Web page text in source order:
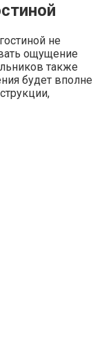
не
ощущение
также
будет вполне